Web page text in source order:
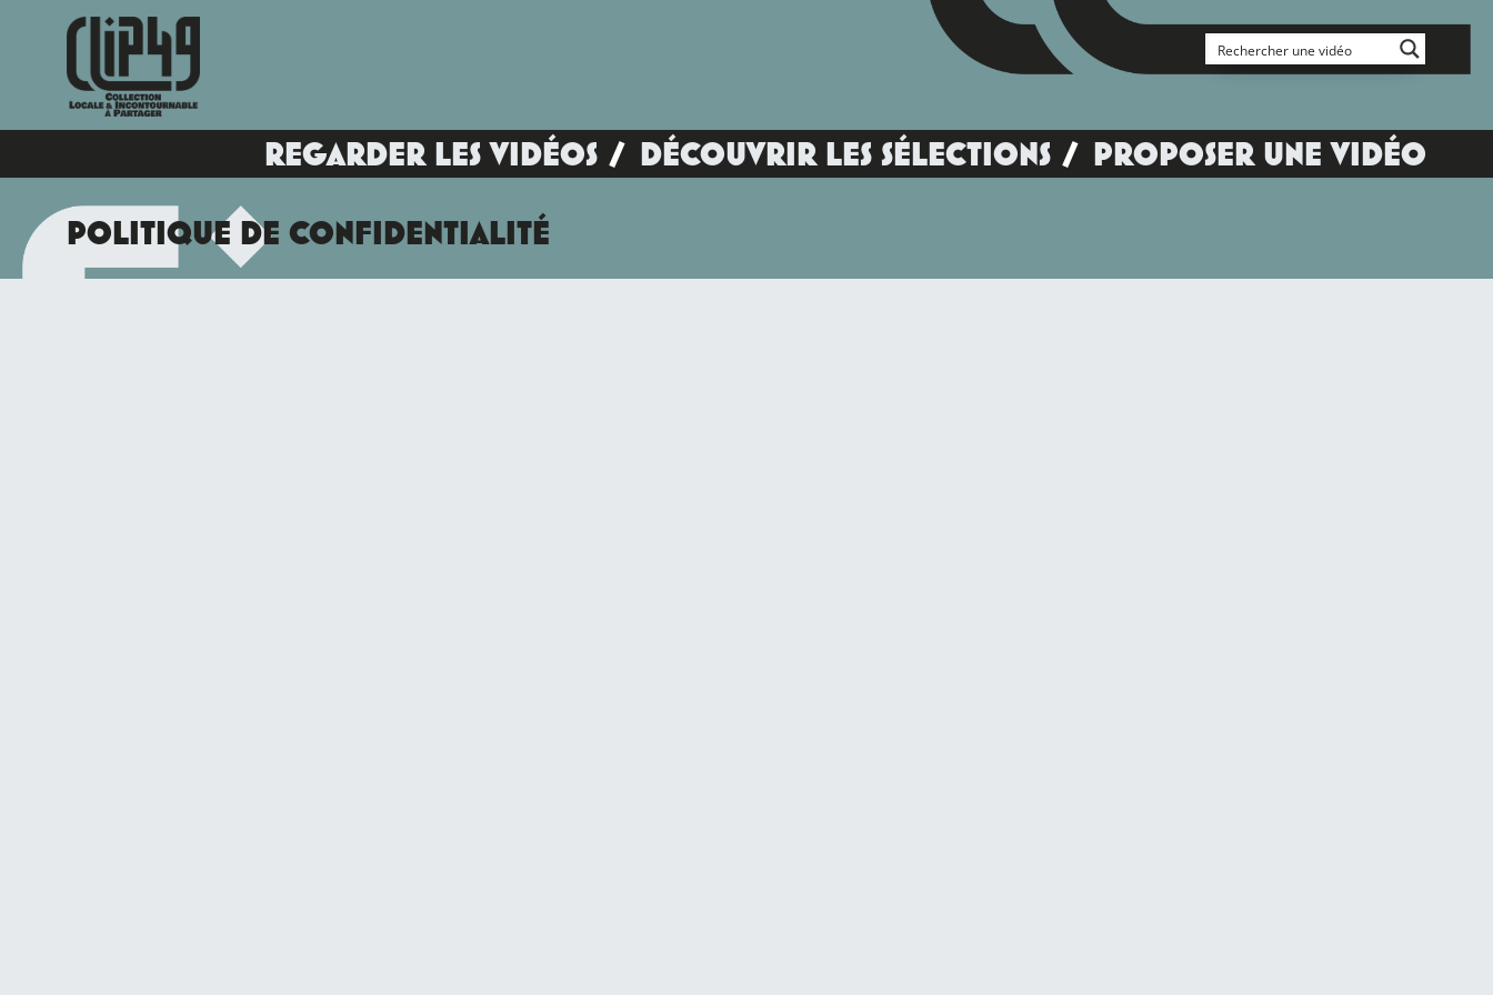
REGARDER LES VIDÉOS DÉCOUVRIR LES SÉLECTIONS PROPOSER UNE VIDÉO
POLITIQUE DE CONFIDENTIALITÉ